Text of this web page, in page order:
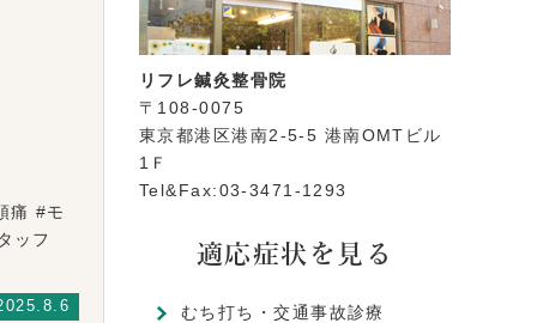
痛 #モ
ッフ
リフレ鍼灸整骨院
〒108-0075
東京都港区港南2-5-5 港南OMTビル
1Ｆ
Tel&Fax:03-3471-1293
適応症状を見る
むち打ち・交通事故診療